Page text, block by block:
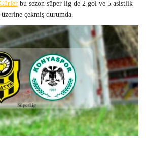
bu sezon süper lig de 2 gol ve 5 asistlik
çekmiş durumda.